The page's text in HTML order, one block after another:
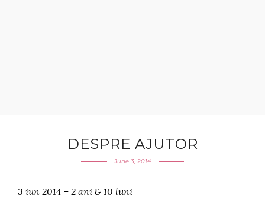
DESPRE AJUTOR
June 3, 2014
3 iun 2014 – 2 ani & 10 luni